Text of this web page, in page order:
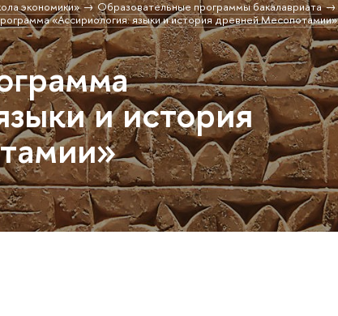
экономики» Образовательные программы бакалавриата
«Ассириология: языки и история древней Месопотамии»
и история